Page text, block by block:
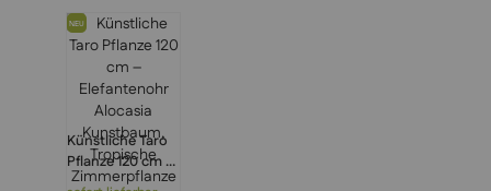
NEU
Künstliche Taro
Pflanze 120 cm –
Elefantenohr